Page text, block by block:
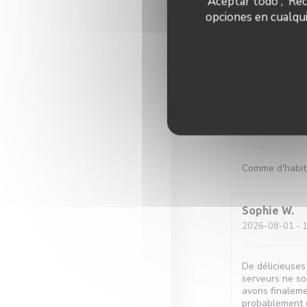
opciones en
Quentin L
Comme
Comme
Sophie W
2026-08-01 -
De
serveurs ne
avons
probablement